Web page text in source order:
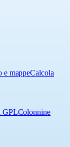
e mappeCalcola
GPLColonnine